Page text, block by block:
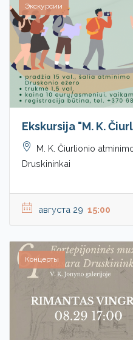
Экскурсии
Ekskursija "M. K.
M. K. Čiurlionio
Druskininkai
августа 29 15:00
Концерты